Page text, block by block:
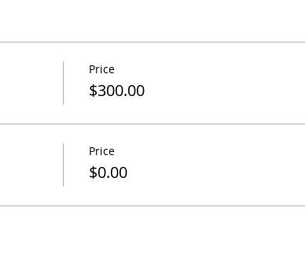
Price
$300.00
Price
$0.00